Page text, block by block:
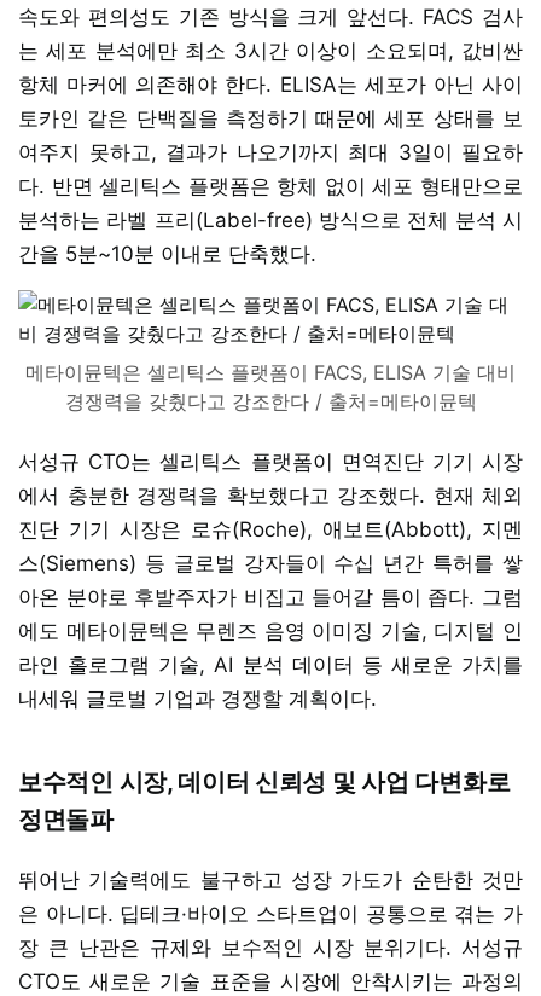
속도와 편의성도 기존 방식을 크게 앞선다. FACS 검사
는 세포 분석에만 최소 3시간 이상이 소요되며, 값비싼
항체 마커에 의존해야 한다. ELISA는 세포가 아닌 사이
토카인 같은 단백질을 측정하기 때문에 세포 상태를 보
여주지 못하고, 결과가 나오기까지 최대 3일이 필요하
다. 반면 셀리틱스 플랫폼은 항체 없이 세포 형태만으로
분석하는 라벨 프리(Label-free) 방식으로 전체 분석 시
간을 5분~10분 이내로 단축했다.
메타이뮨텍은 셀리틱스 플랫폼이 FACS, ELISA 기술 대비
경쟁력을 갖췄다고 강조한다 / 출처=메타이뮨텍
서성규 CTO는 셀리틱스 플랫폼이 면역진단 기기 시장
에서 충분한 경쟁력을 확보했다고 강조했다. 현재 체외
진단 기기 시장은 로슈(Roche), 애보트(Abbott), 지멘
스(Siemens) 등 글로벌 강자들이 수십 년간 특허를 쌓
아온 분야로 후발주자가 비집고 들어갈 틈이 좁다. 그럼
에도 메타이뮨텍은 무렌즈 음영 이미징 기술, 디지털 인
라인 홀로그램 기술, AI 분석 데이터 등 새로운 가치를
내세워 글로벌 기업과 경쟁할 계획이다.
보수적인 시장, 데이터 신뢰성 및 사업 다변화로
정면돌파
뛰어난 기술력에도 불구하고 성장 가도가 순탄한 것만
은 아니다. 딥테크·바이오 스타트업이 공통으로 겪는 가
장 큰 난관은 규제와 보수적인 시장 분위기다. 서성규
CTO도 새로운 기술 표준을 시장에 안착시키는 과정의